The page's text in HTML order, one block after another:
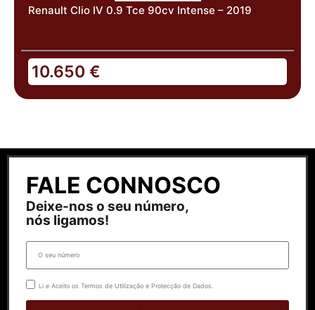
Renault Clio IV 0.9 Tce 90cv Intense – 2019
10.650 €
FALE CONNOSCO
Deixe-nos o seu número,
nós ligamos!
Li e Aceito os Termos de Utilização e Protecção de Dados.